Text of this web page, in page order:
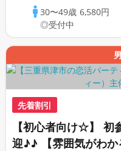
30〜49歳 6,580円
◎受付中
先着割引
【初心者向け☆】 初
迎♪♪ 【雰囲気がわか